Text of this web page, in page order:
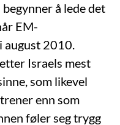
å lede det
EM-
august 2010.
Israels mest
som likevel
enn som
føler seg trygg